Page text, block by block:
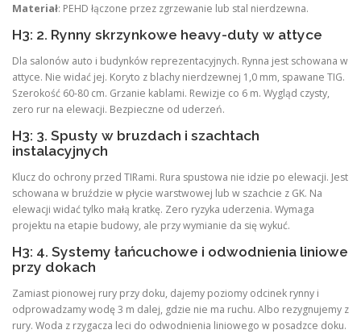
Materiał: PEHD łączone przez zgrzewanie lub stal nierdzewna.
H3: 2. Rynny skrzynkowe heavy-duty w attyce
Dla salonów auto i budynków reprezentacyjnych. Rynna jest schowana w
attyce. Nie widać jej. Koryto z blachy nierdzewnej 1,0 mm, spawane TIG.
Szerokość 60-80 cm. Grzanie kablami. Rewizje co 6 m. Wygląd czysty,
zero rur na elewacji. Bezpieczne od uderzeń.
H3: 3. Spusty w bruzdach i szachtach
instalacyjnych
Klucz do ochrony przed TIRami. Rura spustowa nie idzie po elewacji. Jest
schowana w bruździe w płycie warstwowej lub w szachcie z GK. Na
elewacji widać tylko małą kratkę. Zero ryzyka uderzenia. Wymaga
projektu na etapie budowy, ale przy wymianie da się wykuć.
H3: 4. Systemy łańcuchowe i odwodnienia liniowe
przy dokach
Zamiast pionowej rury przy doku, dajemy poziomy odcinek rynny i
odprowadzamy wodę 3 m dalej, gdzie nie ma ruchu. Albo rezygnujemy z
rury. Woda z rzygacza leci do odwodnienia liniowego w posadzce doku.